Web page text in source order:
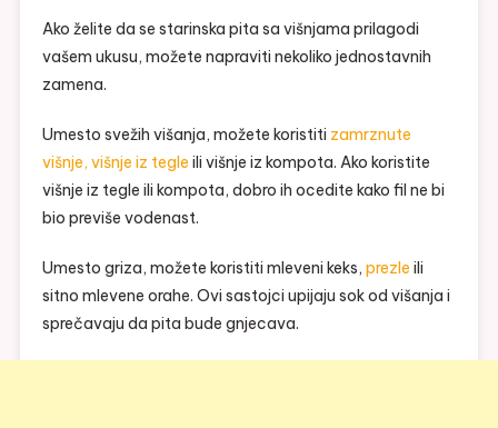
Ako želite da se starinska pita sa višnjama prilagodi
vašem ukusu, možete napraviti nekoliko jednostavnih
zamena.
Umesto svežih višanja, možete koristiti zamrznute
višnje, višnje iz tegle ili višnje iz kompota. Ako koristite
višnje iz tegle ili kompota, dobro ih ocedite kako fil ne bi
bio previše vodenast.
Umesto griza, možete koristiti mleveni keks, prezle ili
sitno mlevene orahe. Ovi sastojci upijaju sok od višanja i
sprečavaju da pita bude gnjecava.